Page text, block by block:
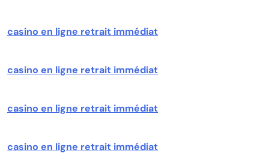
casino en ligne retrait immédiat
casino en ligne retrait immédiat
casino en ligne retrait immédiat
casino en ligne retrait immédiat